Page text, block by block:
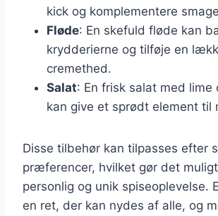
kick og komplementere
Fløde: En skefuld fløde kan
krydderierne og tilføje en
cremethed.
Salat: En frisk salat med lime
kan give et sprødt element til
Disse tilbehør kan tilpasses efter
præferencer, hvilket gør det
personlig og unik spiseoplevelse.
en ret, der kan nydes af alle, og